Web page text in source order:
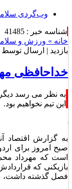
وب‌گردی
شناسه خبر : 41485
خانه » ورزش و
بازدید | ارسال توسط
خداحافظی
به نظر می رسد
این تیم نخواهیم بود.
به گزارش اقتصاد
صبح امروز برای
است که مهرداد
بازیکنی که
فصل گذشته داشت،